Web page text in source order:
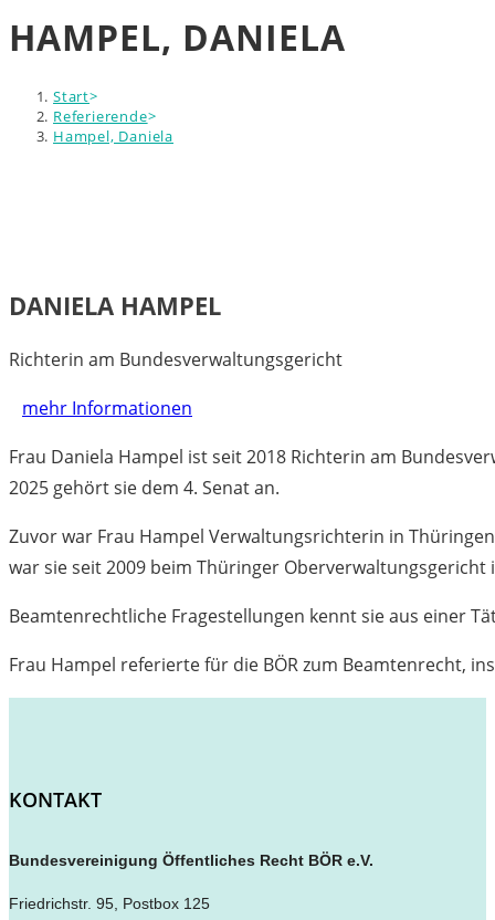
HAMPEL, DANIELA
Start>
Referierende>
Hampel, Daniela
DANIELA HAMPEL
Richterin am Bundesverwaltungsgericht
mehr Informationen
Frau Daniela Hampel ist seit 2018 Richterin am
2025 gehört sie dem 4. Senat an.
Zuvor war Frau Hampel Verwaltungsrichterin in
war sie seit 2009 beim Thüringer
Beamtenrechtliche Fragestellungen kennt sie aus einer
Frau Hampel referierte für die BÖR zum Beamtenrecht,
KONTAKT
Bundesvereinigung Öffentliches Recht BÖR e.V.
Friedrichstr. 95, Postbox 125